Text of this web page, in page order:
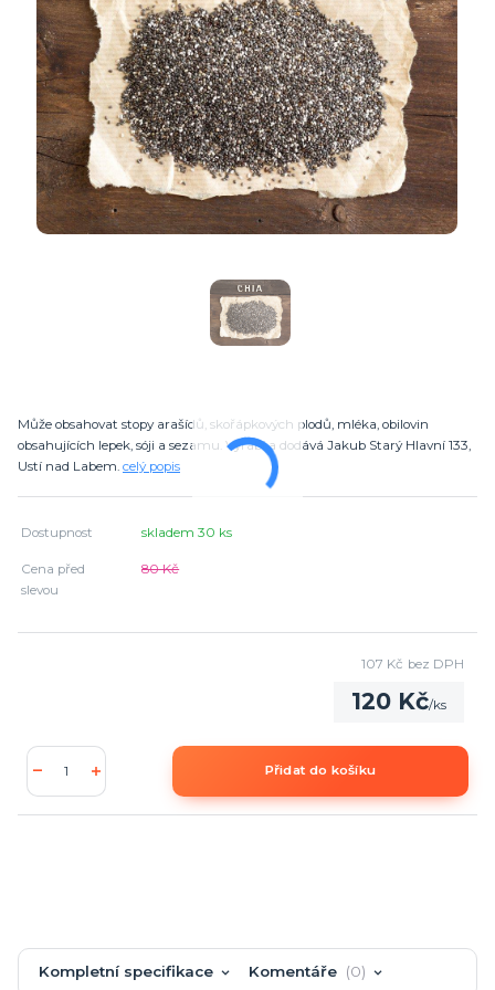
Může obsahovat stopy arašídů, skořápkových plodů, mléka, obilovin
obsahujících lepek, sóji a sezamu. Vyrábí a dodává Jakub Starý Hlavní 133,
Ustí nad Labem. celý popis
Dostupnost skladem 30 ks
Cena před
slevou
80 Kč
120 Kč/ks
107 Kč bez DPH
Přidat do košíku
Kompletní specifikace Komentáře 0